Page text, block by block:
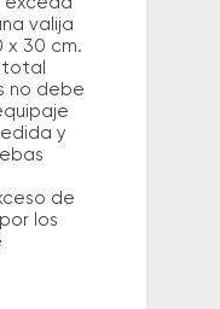
valija
x 30 cm.
total
no debe
y
de
los